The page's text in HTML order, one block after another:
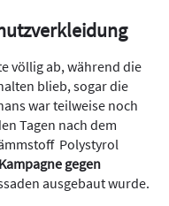
völlig ab, während die
blieb, sogar die
war teilweise noch
Tagen nach dem
Polystyrol
Kampagne gegen
ausgebaut wurde.